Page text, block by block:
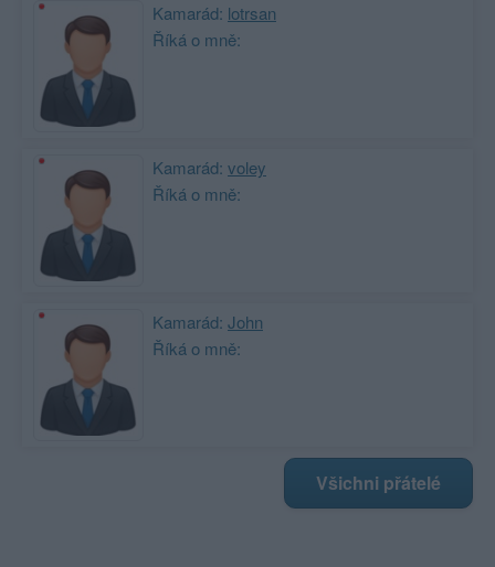
Kamarád: lotrsan
Říká o mně:
Kamarád: voley
Říká o mně:
Kamarád: John
Říká o mně:
Všichni přátelé